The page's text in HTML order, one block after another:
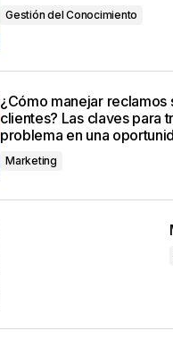
Gestión del Conocimiento
¿Cómo manejar reclamos
clientes? Las claves para
problema en una
Marketing